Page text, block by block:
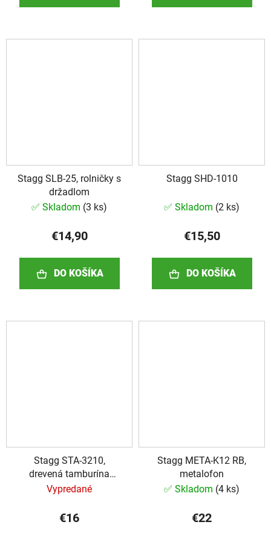
Stagg SLB-25, rolničky s
držadlom
✅ Skladom (3 ks)
€14,90
DO KOŠÍKA
Stagg SHD-1010
✅ Skladom (2 ks)
€15,50
DO KOŠÍKA
Stagg STA-3210,
drevená tamburína
dvojradová, 10"
Vypredané
€16
Stagg META-K12 RB,
metalofon
✅ Skladom (4 ks)
€22